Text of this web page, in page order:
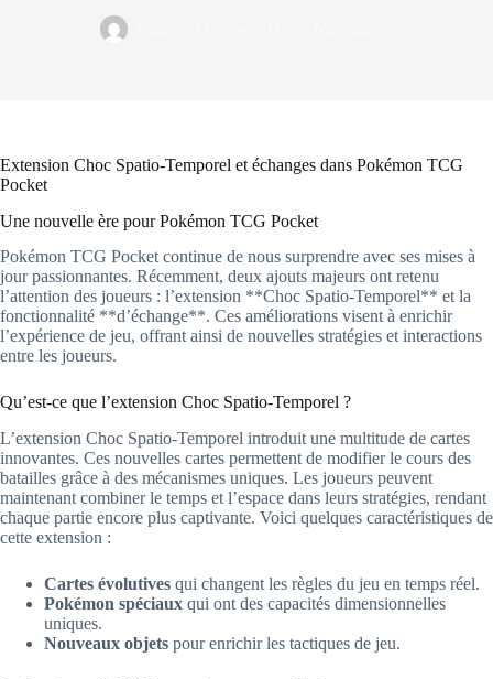
Extension Choc Spatio-Temporel et échanges dans Pokémon TCG
Pocket
Une nouvelle ère pour Pokémon TCG Pocket
Pokémon TCG Pocket continue de nous surprendre avec ses mises à
jour passionnantes. Récemment, deux ajouts majeurs ont retenu
l’attention des joueurs : l’extension **Choc Spatio-Temporel** et la
fonctionnalité **d’échange**. Ces améliorations visent à enrichir
l’expérience de jeu, offrant ainsi de nouvelles stratégies et interactions
entre les joueurs.
Qu’est-ce que l’extension Choc Spatio-Temporel ?
L’extension Choc Spatio-Temporel introduit une multitude de cartes
innovantes. Ces nouvelles cartes permettent de modifier le cours des
batailles grâce à des mécanismes uniques. Les joueurs peuvent
maintenant combiner le temps et l’espace dans leurs stratégies, rendant
chaque partie encore plus captivante. Voici quelques caractéristiques de
cette extension :
Cartes évolutives qui changent les règles du jeu en temps réel.
Pokémon spéciaux qui ont des capacités dimensionnelles
uniques.
Nouveaux objets pour enrichir les tactiques de jeu.